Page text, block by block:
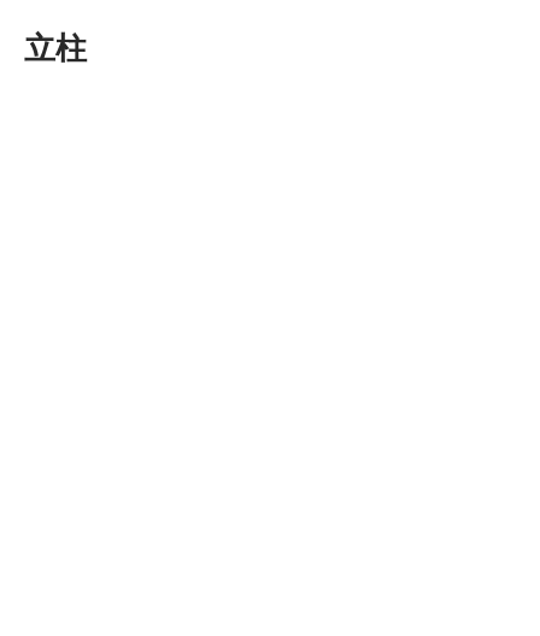
立柱